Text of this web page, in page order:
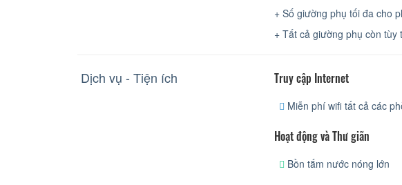
+ Số giường phụ tối đa cho
+ Tất cả giường phụ còn
Dịch vụ - Tiện ích Truy cập Internet
Miễn phí wifi tất cả các
Hoạt động và Thư giãn
Bồn tắm nước nóng lớn